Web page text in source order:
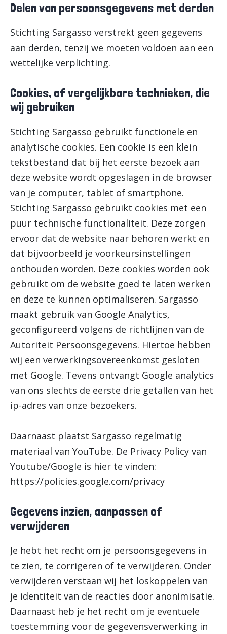
Delen van persoonsgegevens met derden
Stichting Sargasso verstrekt geen gegevens
aan derden, tenzij we moeten voldoen aan een
wettelijke verplichting.
Cookies, of vergelijkbare technieken, die
wij gebruiken
Stichting Sargasso gebruikt functionele en
analytische cookies. Een cookie is een klein
tekstbestand dat bij het eerste bezoek aan
deze website wordt opgeslagen in de browser
van je computer, tablet of smartphone.
Stichting Sargasso gebruikt cookies met een
puur technische functionaliteit. Deze zorgen
ervoor dat de website naar behoren werkt en
dat bijvoorbeeld je voorkeursinstellingen
onthouden worden. Deze cookies worden ook
gebruikt om de website goed te laten werken
en deze te kunnen optimaliseren. Sargasso
maakt gebruik van Google Analytics,
geconfigureerd volgens de richtlijnen van de
Autoriteit Persoonsgegevens. Hiertoe hebben
wij een verwerkingsovereenkomst gesloten
met Google. Tevens ontvangt Google analytics
van ons slechts de eerste drie getallen van het
ip-adres van onze bezoekers.
Daarnaast plaatst Sargasso regelmatig
materiaal van YouTube. De Privacy Policy van
Youtube/Google is hier te vinden:
https://policies.google.com/privacy
Gegevens inzien, aanpassen of
verwijderen
Je hebt het recht om je persoonsgegevens in
te zien, te corrigeren of te verwijderen. Onder
verwijderen verstaan wij het loskoppelen van
je identiteit van de reacties door anonimisatie.
Daarnaast heb je het recht om je eventuele
toestemming voor de gegevensverwerking in